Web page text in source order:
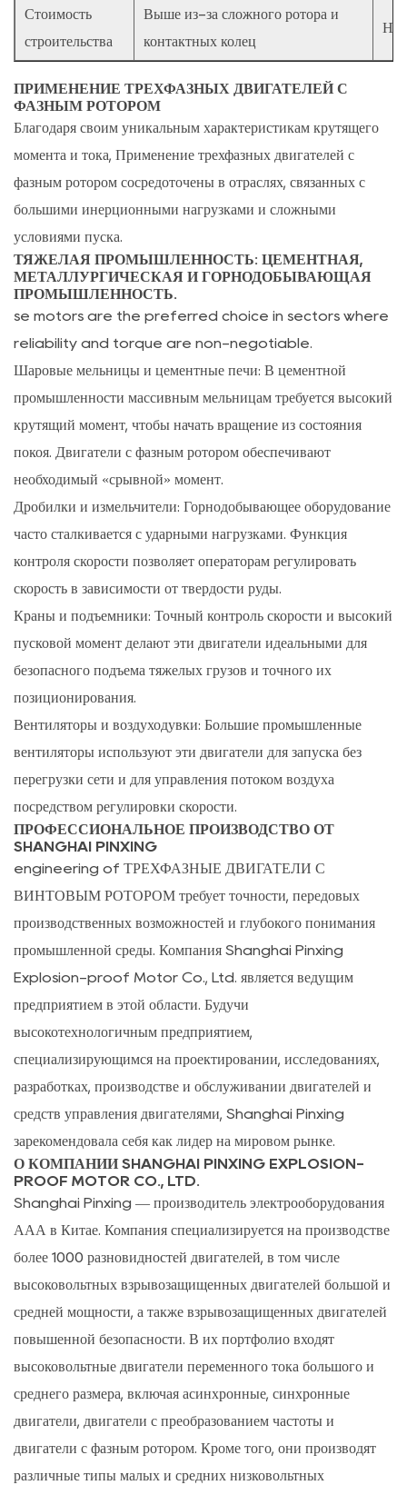
Стоимость
строительства
Выше из-за сложного ротора и
контактных колец
ПРИМЕНЕНИЕ ТРЕХФАЗНЫХ ДВИГАТЕЛЕЙ С
ФАЗНЫМ РОТОРОМ
Благодаря своим уникальным характеристикам крутящего
момента и тока, Применение трехфазных двигателей с
фазным ротором сосредоточены в отраслях, связанных с
большими инерционными нагрузками и сложными
условиями пуска.
ТЯЖЕЛАЯ ПРОМЫШЛЕННОСТЬ: ЦЕМЕНТНАЯ,
МЕТАЛЛУРГИЧЕСКАЯ И ГОРНОДОБЫВАЮЩАЯ
ПРОМЫШЛЕННОСТЬ.
se motors are the preferred choice in sectors where
reliability and torque are non-negotiable.
Шаровые мельницы и цементные печи: В цементной
промышленности массивным мельницам требуется высокий
крутящий момент, чтобы начать вращение из состояния
покоя. Двигатели с фазным ротором обеспечивают
необходимый «срывной» момент.
Дробилки и измельчители: Горнодобывающее оборудование
часто сталкивается с ударными нагрузками. Функция
контроля скорости позволяет операторам регулировать
скорость в зависимости от твердости руды.
Краны и подъемники: Точный контроль скорости и высокий
пусковой момент делают эти двигатели идеальными для
безопасного подъема тяжелых грузов и точного их
позиционирования.
Вентиляторы и воздуходувки: Большие промышленные
вентиляторы используют эти двигатели для запуска без
перегрузки сети и для управления потоком воздуха
посредством регулировки скорости.
ПРОФЕССИОНАЛЬНОЕ ПРОИЗВОДСТВО ОТ
SHANGHAI PINXING
engineering of ТРЕХФАЗНЫЕ ДВИГАТЕЛИ С
ВИНТОВЫМ РОТОРОМ требует точности, передовых
производственных возможностей и глубокого понимания
промышленной среды. Компания Shanghai Pinxing
Explosion-proof Motor Co., Ltd. является ведущим
предприятием в этой области. Будучи
высокотехнологичным предприятием,
специализирующимся на проектировании, исследованиях,
разработках, производстве и обслуживании двигателей и
средств управления двигателями, Shanghai Pinxing
зарекомендовала себя как лидер на мировом рынке.
О КОМПАНИИ SHANGHAI PINXING EXPLOSION-
PROOF MOTOR CO., LTD.
Shanghai Pinxing — производитель электрооборудования
ААА в Китае. Компания специализируется на производстве
более 1000 разновидностей двигателей, в том числе
высоковольтных взрывозащищенных двигателей большой и
средней мощности, а также взрывозащищенных двигателей
повышенной безопасности. В их портфолио входят
высоковольтные двигатели переменного тока большого и
среднего размера, включая асинхронные, синхронные
двигатели, двигатели с преобразованием частоты и
двигатели с фазным ротором. Кроме того, они производят
различные типы малых и средних низковольтных